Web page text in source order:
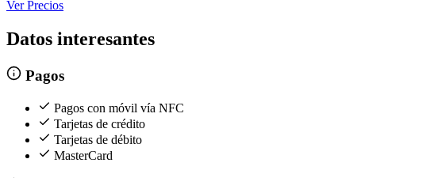
Ver Precios
Datos interesantes
Pagos
Pagos con móvil vía NFC
Tarjetas de crédito
Tarjetas de débito
MasterCard